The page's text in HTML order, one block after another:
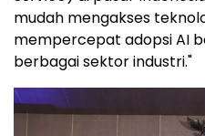
mudah mengakses
mempercepat adopsi AI
berbagai sektor industri."